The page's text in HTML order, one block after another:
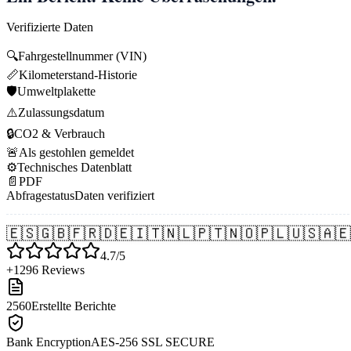
Verifizierte Daten
🔍Fahrgestellnummer (VIN)
📏Kilometerstand-Historie
🛡️Umweltplakette
⚠️Zulassungsdatum
🔒CO2 & Verbrauch
🚨Als gestohlen gemeldet
⚙️Technisches Datenblatt
📄 PDF
AbfragestatusDaten verifiziert
🇪🇸🇬🇧🇫🇷🇩🇪🇮🇹🇳🇱🇵🇹🇳🇴🇵🇱🇺🇸🇦🇪
4.7/5
+1296 Reviews
2560Erstellte Berichte
Bank EncryptionAES-256 SSL SECURE